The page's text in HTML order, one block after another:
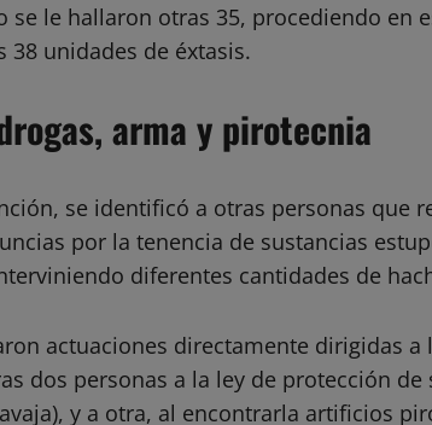
se le hallaron otras 35, procediendo en
38 unidades de éxtasis.
arma y pirotecnia
se identificó a otras personas que
por la tenencia de sustancias
diferentes cantidades de
actuaciones directamente dirigidas a
dos personas a la ley de protección
y a otra, al encontrarla artificios